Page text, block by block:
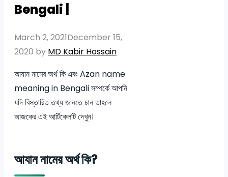
Bengali |
March 2, 2021December 15,
2020 by MD Kabir Hossain
আযান নামের অর্থ কি এবং Azan name
meaning in Bengali সম্পর্কে আপনি
যদি বিস্তারিত তথ্য জানতে চান তাহলে
আজকের এই আর্টিকেলটি দেখুন।
আযান নামের অর্থ কি?